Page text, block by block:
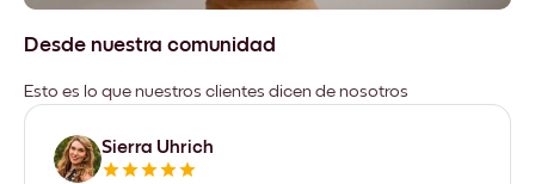
Desde nuestra comunidad
Esto es lo que nuestros clientes dicen de nosotros
Sierra Uhrich